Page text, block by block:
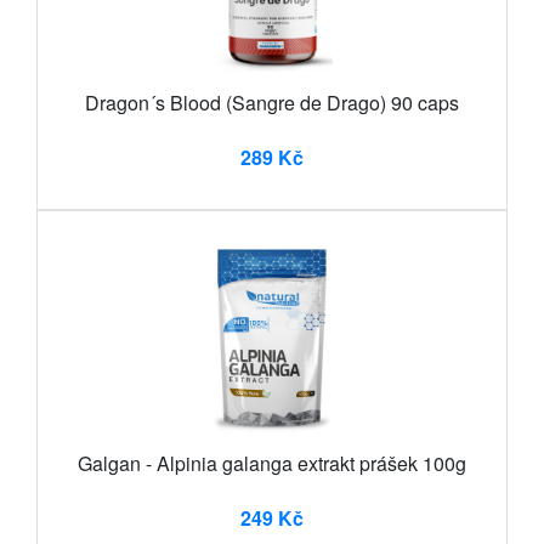
Dragon´s Blood (Sangre de Drago) 90 caps
289 Kč
Galgan - Alpinia galanga extrakt prášek 100g
249 Kč